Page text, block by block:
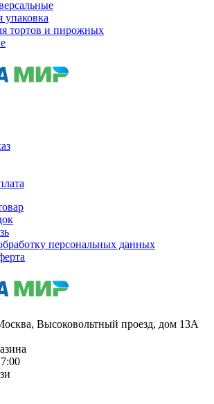
упаковка
тортов и пирожных
персональных данных
Высоковольтный проезд, дом 13А